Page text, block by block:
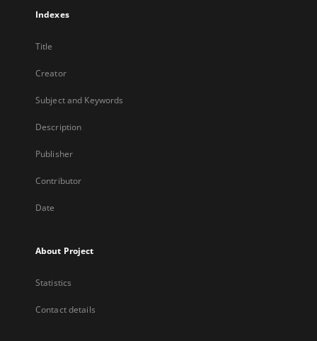
Indexes
Title
Creator
Subject and Keywords
Description
Publisher
Contributor
Date
About Project
Statistics
Contact details